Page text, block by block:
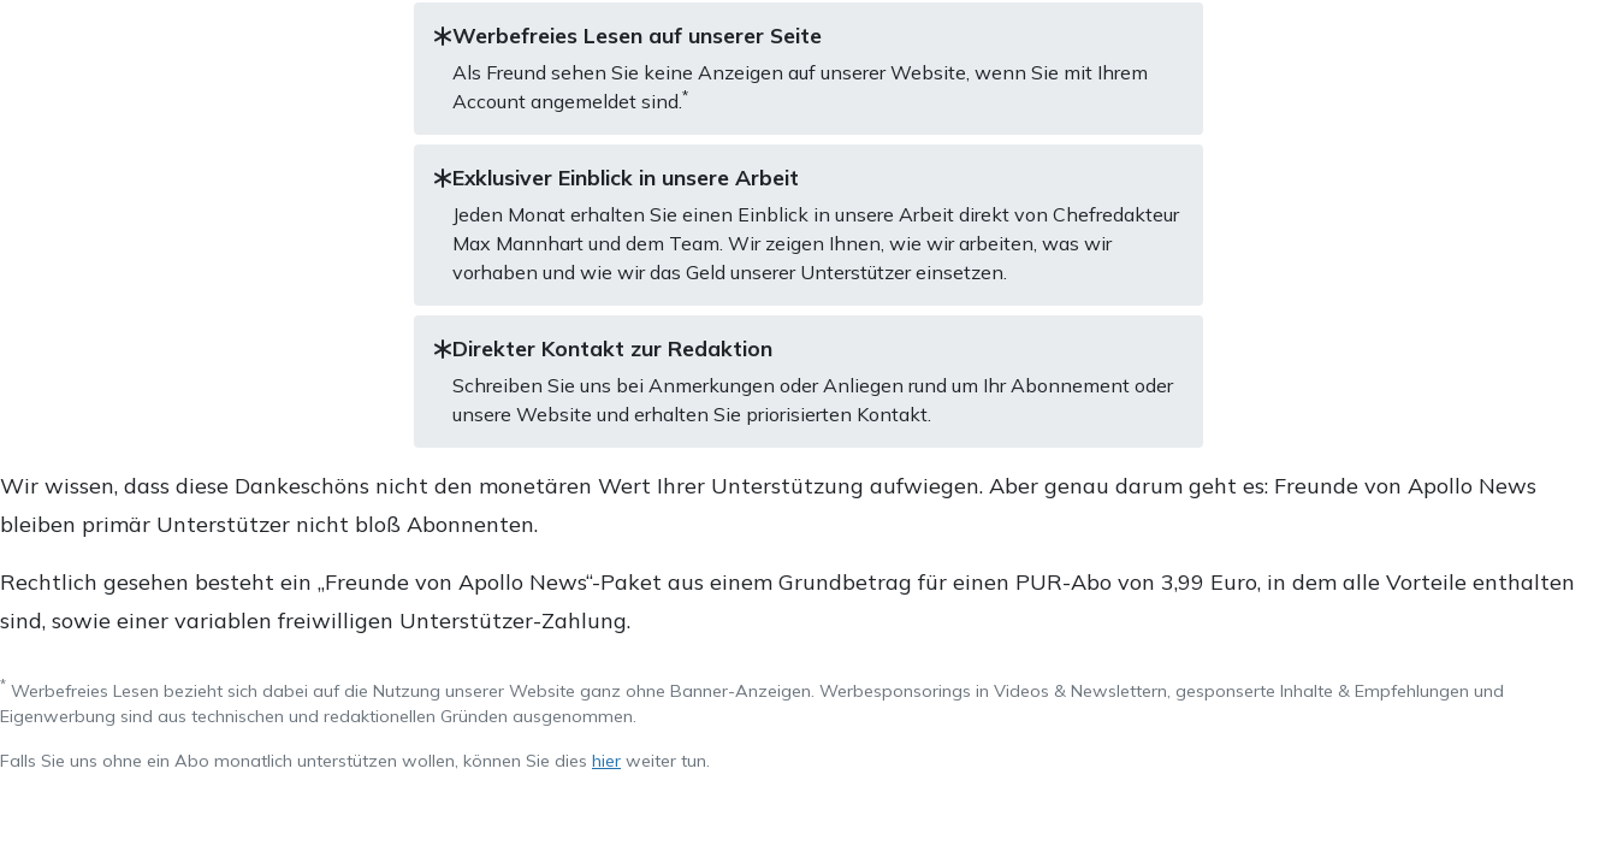
Werbefreies Lesen auf unserer Seite
Als Freund sehen Sie keine Anzeigen auf unserer Website, wenn Sie mit Ihrem
Account angemeldet sind. *
Exklusiver Einblick in unsere Arbeit
Jeden Monat erhalten Sie einen Einblick in unsere Arbeit direkt von Chefredakteur
Max Mannhart und dem Team. Wir zeigen Ihnen, wie wir arbeiten, was wir
vorhaben und wie wir das Geld unserer Unterstützer einsetzen.
Direkter Kontakt zur Redaktion
Schreiben Sie uns bei Anmerkungen oder Anliegen rund um Ihr Abonnement oder
unsere Website und erhalten Sie priorisierten Kontakt.
Wir wissen, dass diese Dankeschöns nicht den monetären Wert Ihrer Unterstützung aufwiegen. Aber genau darum geht es: Freunde von Apollo News
bleiben primär Unterstützer nicht bloß Abonnenten.
Rechtlich gesehen besteht ein „Freunde von Apollo News“-Paket aus einem Grundbetrag für einen PUR-Abo von 3,99 Euro, in dem alle Vorteile enthalten
sind, sowie einer variablen freiwilligen Unterstützer-Zahlung.
* Werbefreies Lesen bezieht sich dabei auf die Nutzung unserer Website ganz ohne Banner-Anzeigen. Werbesponsorings in Videos & Newslettern, gesponserte Inhalte & Empfehlungen und
Eigenwerbung sind aus technischen und redaktionellen Gründen ausgenommen.
Falls Sie uns ohne ein Abo monatlich unterstützen wollen, können Sie dies hier weiter tun.